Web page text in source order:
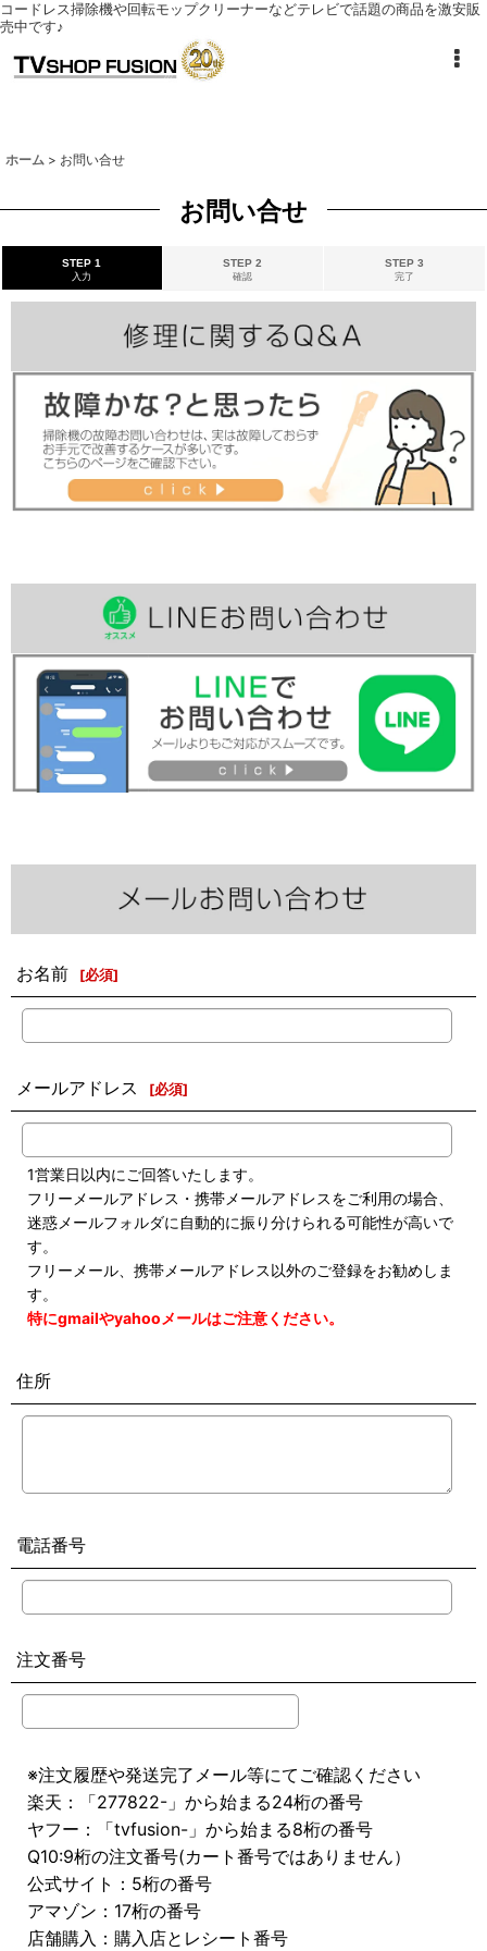
コードレス掃除機や回転モップクリーナーなどテレビで話題の商品を激安販
売中です♪
ホーム > お問い合せ
お問い合せ
STEP 1
入力
STEP 2
確認
STEP 3
完了
お名前 [必須]
メールアドレス [必須]
1営業日以内にご回答いたします。
フリーメールアドレス・携帯メールアドレスをご利用の場合、
迷惑メールフォルダに自動的に振り分けられる可能性が高いで
す。
フリーメール、携帯メールアドレス以外のご登録をお勧めしま
す。
特にgmailやyahooメールはご注意ください。
住所
電話番号
注文番号
※注文履歴や発送完了メール等にてご確認ください
楽天：「277822-」から始まる24桁の番号
ヤフー：「tvfusion-」から始まる8桁の番号
Q10:9桁の注文番号(カート番号ではありません）
公式サイト：5桁の番号
アマゾン：17桁の番号
店舗購入：購入店とレシート番号